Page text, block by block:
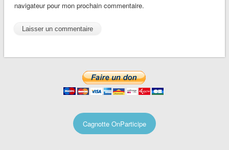
navigateur pour mon prochain commentaire.
Cagnotte OnParticipe